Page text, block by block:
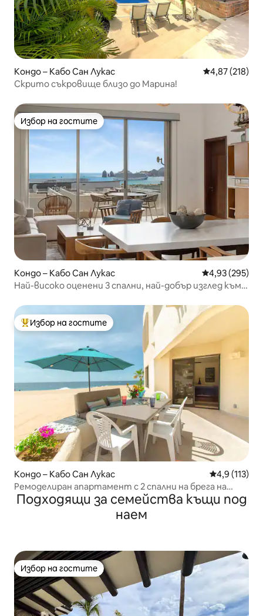
Кондо – Кабо Сан Лукас Средна
4,87 (218)
Скрито съкровище близо до Марина!
Избор на гостите
Избор на гостите
Кондо – Кабо Сан Лукас Средна
4,93 (295)
Най-високо оценени 3 спални, най-добър изглед към
Най-популярен избор на гостите
Избор на гостите
Кондо – Кабо Сан Лукас Средна
4,9 (113)
Ремоделиран апартамент с 2 спални на брега на
океана
Подходящи за семейства къщи под
наем
Избор на гостите
Избор на гостите